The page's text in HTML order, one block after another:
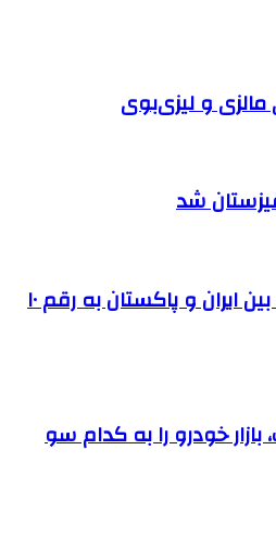
و لیزی‌بوی
شد
افزایش حجم تجارت بین ایران و پاکستان به رقم ۱۰
خودرو را به کدام سو